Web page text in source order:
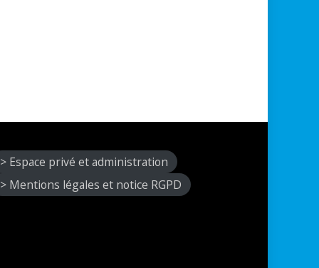
> Espace privé et administration
> Mentions légales et notice RGPD